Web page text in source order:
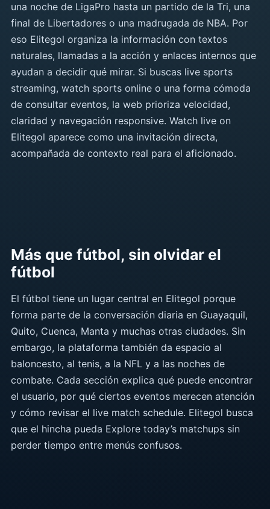
una noche de LigaPro hasta un partido de la Tri, una
final de Libertadores o una madrugada de NBA. Por
eso Elitegol organiza la información con textos
naturales, llamadas a la acción y enlaces internos que
ayudan a decidir qué mirar. Si buscas live sports
streaming, watch sports online o una forma cómoda
de consultar eventos, la web prioriza velocidad,
claridad y navegación responsive. Watch live on
Elitegol aparece como una invitación directa,
acompañada de contexto real para el aficionado.
Más que fútbol, sin olvidar el
fútbol
El fútbol tiene un lugar central en Elitegol porque
forma parte de la conversación diaria en Guayaquil,
Quito, Cuenca, Manta y muchas otras ciudades. Sin
embargo, la plataforma también da espacio al
baloncesto, al tenis, a la NFL y a las noches de
combate. Cada sección explica qué puede encontrar
el usuario, por qué ciertos eventos merecen atención
y cómo revisar el live match schedule. Elitegol busca
que el hincha pueda Explore today’s matchups sin
perder tiempo entre menús confusos.